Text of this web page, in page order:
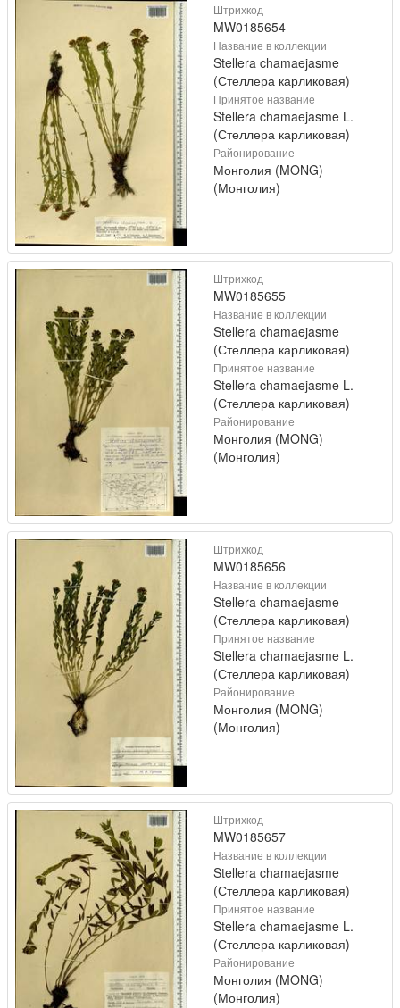
Штрихкод
MW0185654
Название в коллекции
Stellera chamaejasme
(Стеллера карликовая)
Принятое название
Stellera chamaejasme L.
(Стеллера карликовая)
Районирование
Монголия (MONG)
(Монголия)
Штрихкод
MW0185655
Название в коллекции
Stellera chamaejasme
(Стеллера карликовая)
Принятое название
Stellera chamaejasme L.
(Стеллера карликовая)
Районирование
Монголия (MONG)
(Монголия)
Штрихкод
MW0185656
Название в коллекции
Stellera chamaejasme
(Стеллера карликовая)
Принятое название
Stellera chamaejasme L.
(Стеллера карликовая)
Районирование
Монголия (MONG)
(Монголия)
Штрихкод
MW0185657
Название в коллекции
Stellera chamaejasme
(Стеллера карликовая)
Принятое название
Stellera chamaejasme L.
(Стеллера карликовая)
Районирование
Монголия (MONG)
(Монголия)